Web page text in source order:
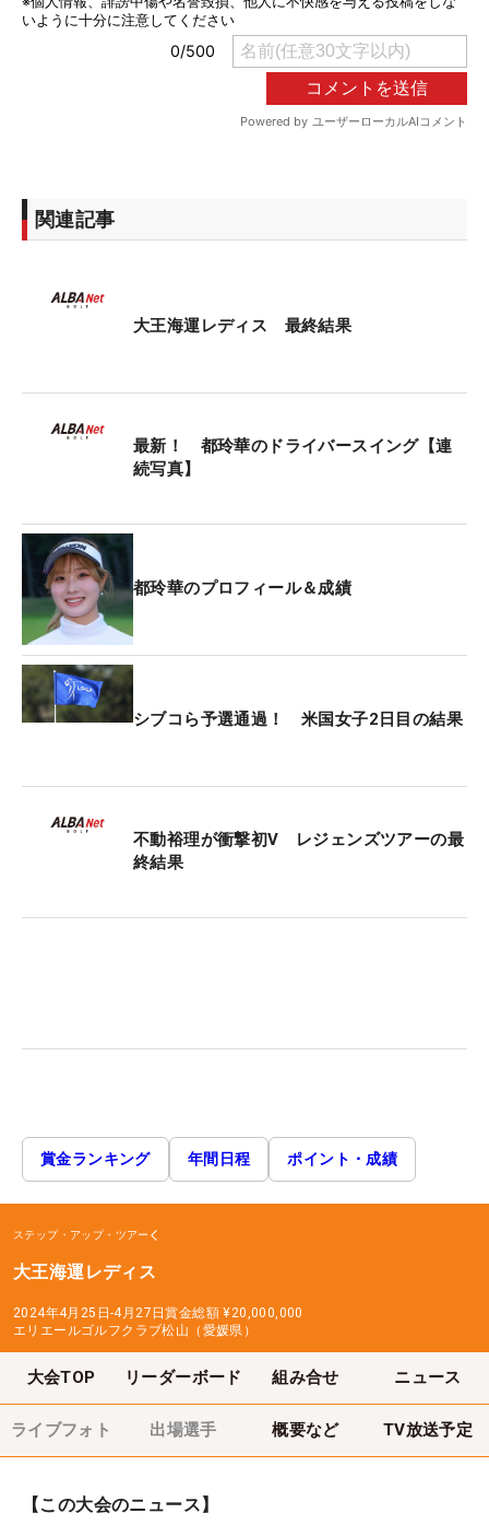
関連記事
大王海運レディス 最終結果
最新！ 都玲華のドライバースイング【連
続写真】
都玲華のプロフィール＆成績
シブコら予選通過！ 米国女子2日目の結果
不動裕理が衝撃初V レジェンズツアーの最
終結果
賞金ランキング 年間日程 ポイント・成績
ステップ・アップ・ツアー
大王海運レディス
2024年4月25日-4月27日賞金総額 ¥20,000,000
エリエールゴルフクラブ松山（愛媛県）
大会TOP リーダーボード 組み合せ ニュース
ライブフォト 出場選手 概要など TV放送予定
【この大会のニュース】